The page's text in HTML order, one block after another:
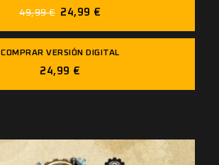
49,99 € 24,99 €
COMPRAR VERSIÓN DIGITAL
24,99 €